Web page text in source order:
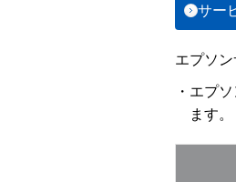
サー
エプソ
・エプ
ます。